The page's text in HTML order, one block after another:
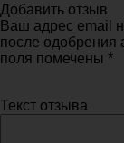
Добавить отзыв
Ваш адрес email
после одобрения
поля помечены *
Текст отзыва